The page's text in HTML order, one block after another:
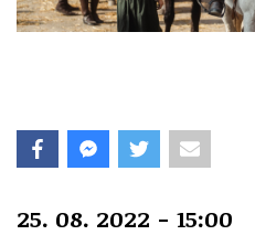
25. 08. 2022 - 15:00